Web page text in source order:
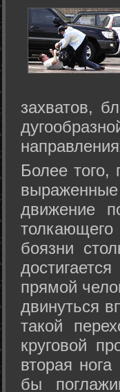
захватов,
Более того,
движение
боязни
прямой
двинуться
такой
круговой
вторая
бы